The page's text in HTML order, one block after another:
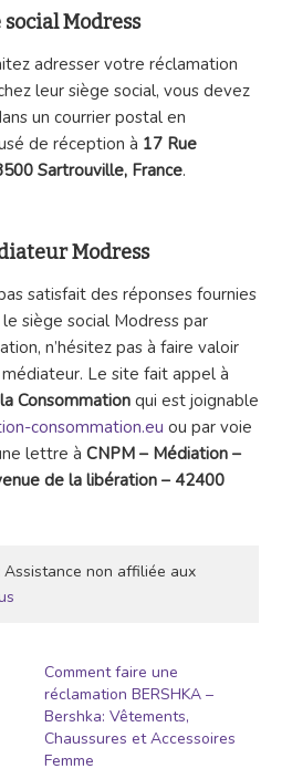
Modress
adresser votre réclamation
leur siège social, vous devez
un courrier postal en
de réception à 17 Rue
Sartrouville, France.
Modress
satisfait des réponses fournies
siège social Modress par
n’hésitez pas à faire valoir
Le site fait appel à
Consommation qui est joignable
consommation.eu ou par voie
lettre à CNPM – Médiation –
de la libération – 42400
Assistance non affiliée aux
Comment faire une
réclamation BERSHKA –
Bershka: Vêtements,
Chaussures et Accessoires
Femme